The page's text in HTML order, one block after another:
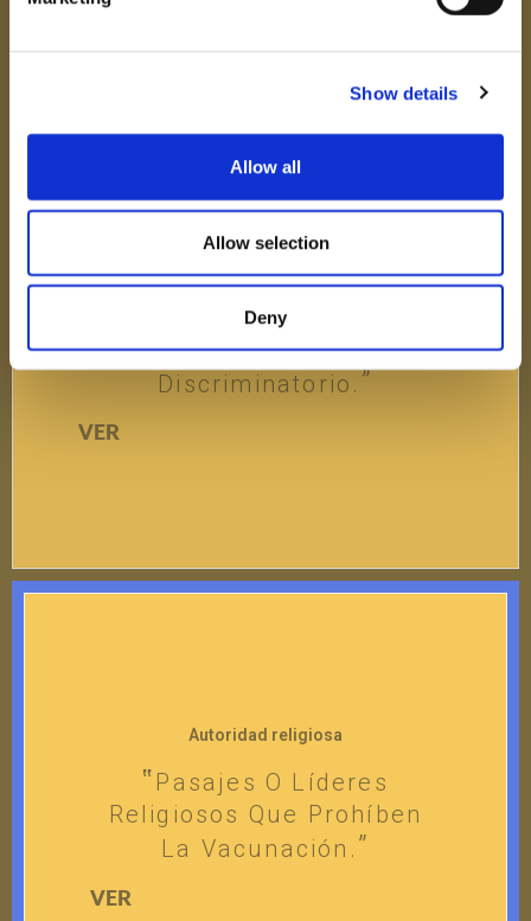
Show details
Allow all
Allow selection
Deny
Exenciones religiosas
No Permitir Exenciones
Religiosas A Las Vacunas Se
Percibe Como
Discriminatorio.
VER
Autoridad religiosa
Pasajes O Líderes
Religiosos Que Prohíben
La Vacunación.
VER